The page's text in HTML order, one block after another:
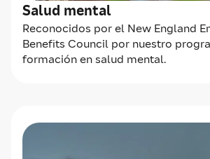
Salud mental
Reconocidos por el New England
Benefits Council por nuestro
formación en salud mental.